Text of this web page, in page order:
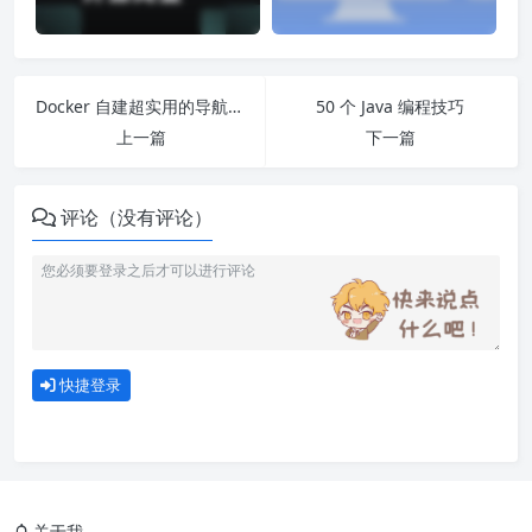
Docker 自建超实用的导航网址 onenav
上一篇
50 个 Java 编程技巧
下一篇
评论（没有评论）
快捷登录